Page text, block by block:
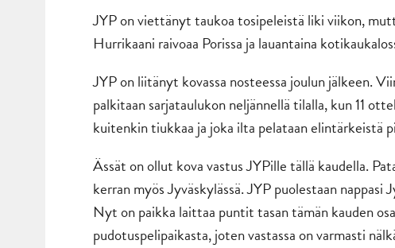
JYP on viettänyt taukoa tosipeleistä liki viikon,
Hurrikaani raivoaa Porissa ja lauantaina
JYP on liitänyt kovassa nosteessa joulun jälkeen.
palkitaan sarjataulukon neljännellä tilalla, kun 11
kuitenkin tiukkaa ja joka ilta pelataan elintärkeistä
Ässät on ollut kova vastus JYPille tällä kaudella.
kerran myös Jyväskylässä. JYP puolestaan
Nyt on paikka laittaa puntit tasan tämän kauden
pudotuspelipaikasta, joten vastassa on varmasti